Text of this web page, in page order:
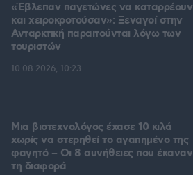
«Έβλεπαν παγετώνες να καταρρέουν
και χειροκροτούσαν»: Ξεναγοί στην
Ανταρκτική παραιτούνται λόγω των
τουριστών
10.08.2026, 10:23
Μια βιοτεχνολόγος έχασε 10 κιλά
χωρίς να στερηθεί το αγαπημένο της
φαγητό – Οι 8 συνήθειες που έκαναν
τη διαφορά